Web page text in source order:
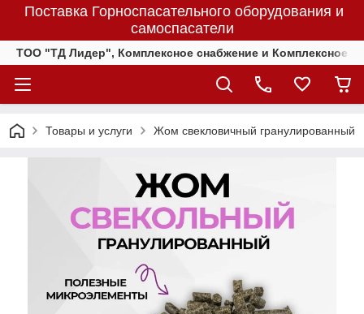
Поставка Горноспасательного оборудования и
самоспасатели
ТОО "ТД Лидер", Комплексное снабжение и Комплексное
Товары и услуги Жом свекловичный гранулированный